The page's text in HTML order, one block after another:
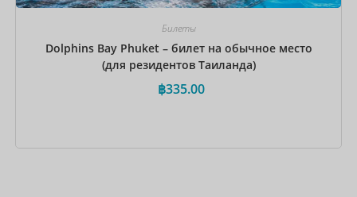
Билеты
Dolphins Bay Phuket – билет на обычное место
(для резидентов Таиланда)
฿335.00